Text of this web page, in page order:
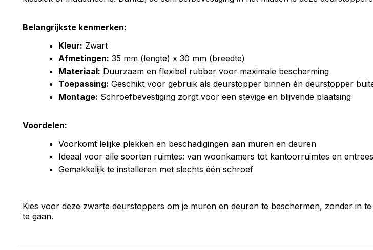
Belangrijkste kenmerken:
Kleur: Zwart
Afmetingen: 35 mm (lengte) x 30 mm (breedte)
Materiaal: Duurzaam en flexibel rubber voor maximale bescherming
Toepassing: Geschikt voor gebruik als deurstopper binnen én deurstopper
Montage: Schroefbevestiging zorgt voor een stevige en blijvende plaatsing
Voordelen:
Voorkomt lelijke plekken en beschadigingen aan muren en deuren
Ideaal voor alle soorten ruimtes: van woonkamers tot kantoorruimtes en entrees
Gemakkelijk te installeren met slechts één schroef
Kies voor deze zwarte deurstoppers om je muren en deuren te beschermen, zonder in
te gaan.